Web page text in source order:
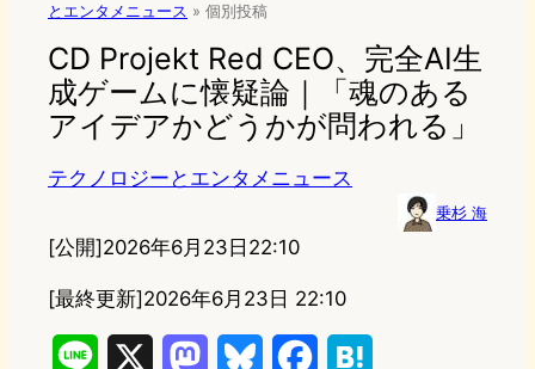
とエンタメニュース » 個別投稿
CD Projekt Red CEO、完全AI生
成ゲームに懐疑論｜「魂のある
アイデアかどうかが問われる」
テクノロジーとエンタメニュース
乗杉 海
[公開]2026年6月23日22:10
[最終更新]2026年6月23日 22:10